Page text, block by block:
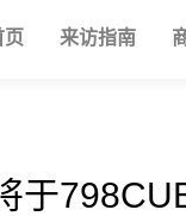
页 来访指南
于